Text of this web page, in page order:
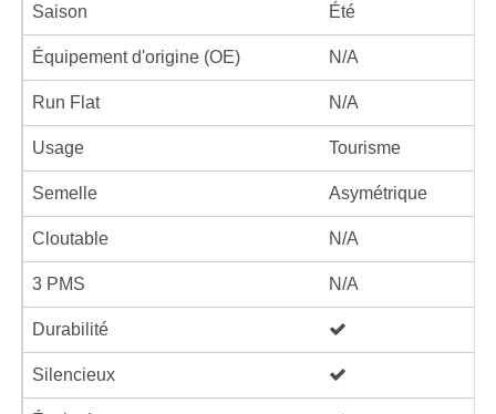
Saison Été
Équipement d'origine (OE) N/A
Run Flat N/A
Usage Tourisme
Semelle Asymétrique
Cloutable N/A
3 PMS N/A
Durabilité
Silencieux